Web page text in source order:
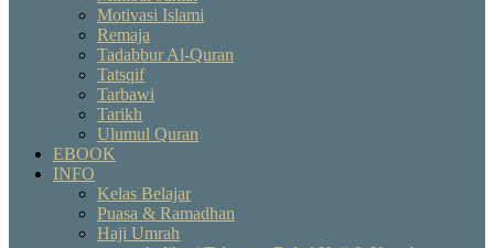
Motivasi Islami
Remaja
Tadabbur Al-Quran
Tatsqif
Tarbawi
Tarikh
Ulumul Quran
EBOOK
INFO
Kelas Belajar
Puasa & Ramadhan
Haji Umrah